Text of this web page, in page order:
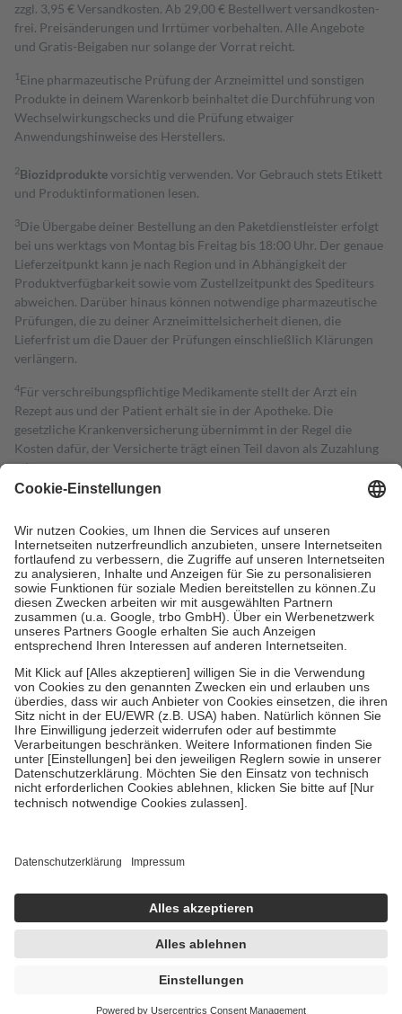
zzgl. 3,95 € Versandkosten. Ab 29,00 € Bestell­wert versand­kosten­
frei. Preisänderungen und Irrtümer vorbehalten. Alle Angebote
und Gratis-Beigaben nur solange der Vorrat reicht.
1 Eine pharmazeutische Prüfung der Arzneimittel und sonstigen
Produkte in deinem Warenkorb beinhaltet die Durchführung von
Wechselwirkungschecks und die Prüfung etwaiger
Anwendungshinweise des Herstellers.
2Biozidproduktevorsichtig verwenden. Vor Gebrauch stets Etikett
und Produktinformationen lesen.
3Die Übergabe deiner Bestellung an den Paketdienstleister erfolgt
bei uns werktags von Montag bis Freitag bis 18:00 Uhr. Der genaue
Lieferzeitpunkt kann je nach Region und in Abhängigkeit der
Produktverfügbarkeit sowie vom Zustellzeitpunkt des Spediteurs
abweichen. Darüber hinaus können notwendige pharmazeutische
Prüfungen, die zu deiner Arzneimittelsicherheit dienen, die
Lieferfrist um die Dauer der Prüfungen einschließlich Klärungen
verlängern.
4Für verschreibungspflichtige Medikamente stellt der Arzt ein
Rezept aus und der Patient erhält sie in der Apotheke. Die
gesetzliche Krankenversicherung übernimmt in der Regel die
Kosten dafür, der Versicherte trägt einen Teil davon als Zuzahlung
mit.
Grundsätzlich leisten Mitglieder Zuzahlungen in Höhe von zehn
höchstens zehn Euro.
Es sind jedoch nie mehr als die tatsächlichen
Kosten der Leistung zu entrichten.
Diese Regeln gelten grundsätzlich auch für Online-Apotheken.
Bei Heilmitteln und häuslicher Krankenpflege beträgt die
Zuzahlung zehn Prozent der Kosten sowie zehn Euro je
Verordnung.
Um das Engagement der Versicherten für ihre eigene Gesundheit zu
stärken und die besondere Stellung der Familie zu unterstützen,
fallenkeine Zuzahlungenan bei:
• Kindern und Jugendlichen bis zum vollendeten 18. Lebensjahr
mit Ausnahme der Fahrkosten
• Untersuchungen zur Vorsorge und Früherkennung, die von der
GKV getragen werden
• empfohlenen Schutzimpfungen
• Harn- und Blutteststreifen
getroffen, um sicherzustellen, dass es sich um echte Bewertungen
https://help.etrusted.com/hc/de/articles/4419944605341
Einige Bilder und Inhalte wurden unter Zuhilfenahme künstlicher